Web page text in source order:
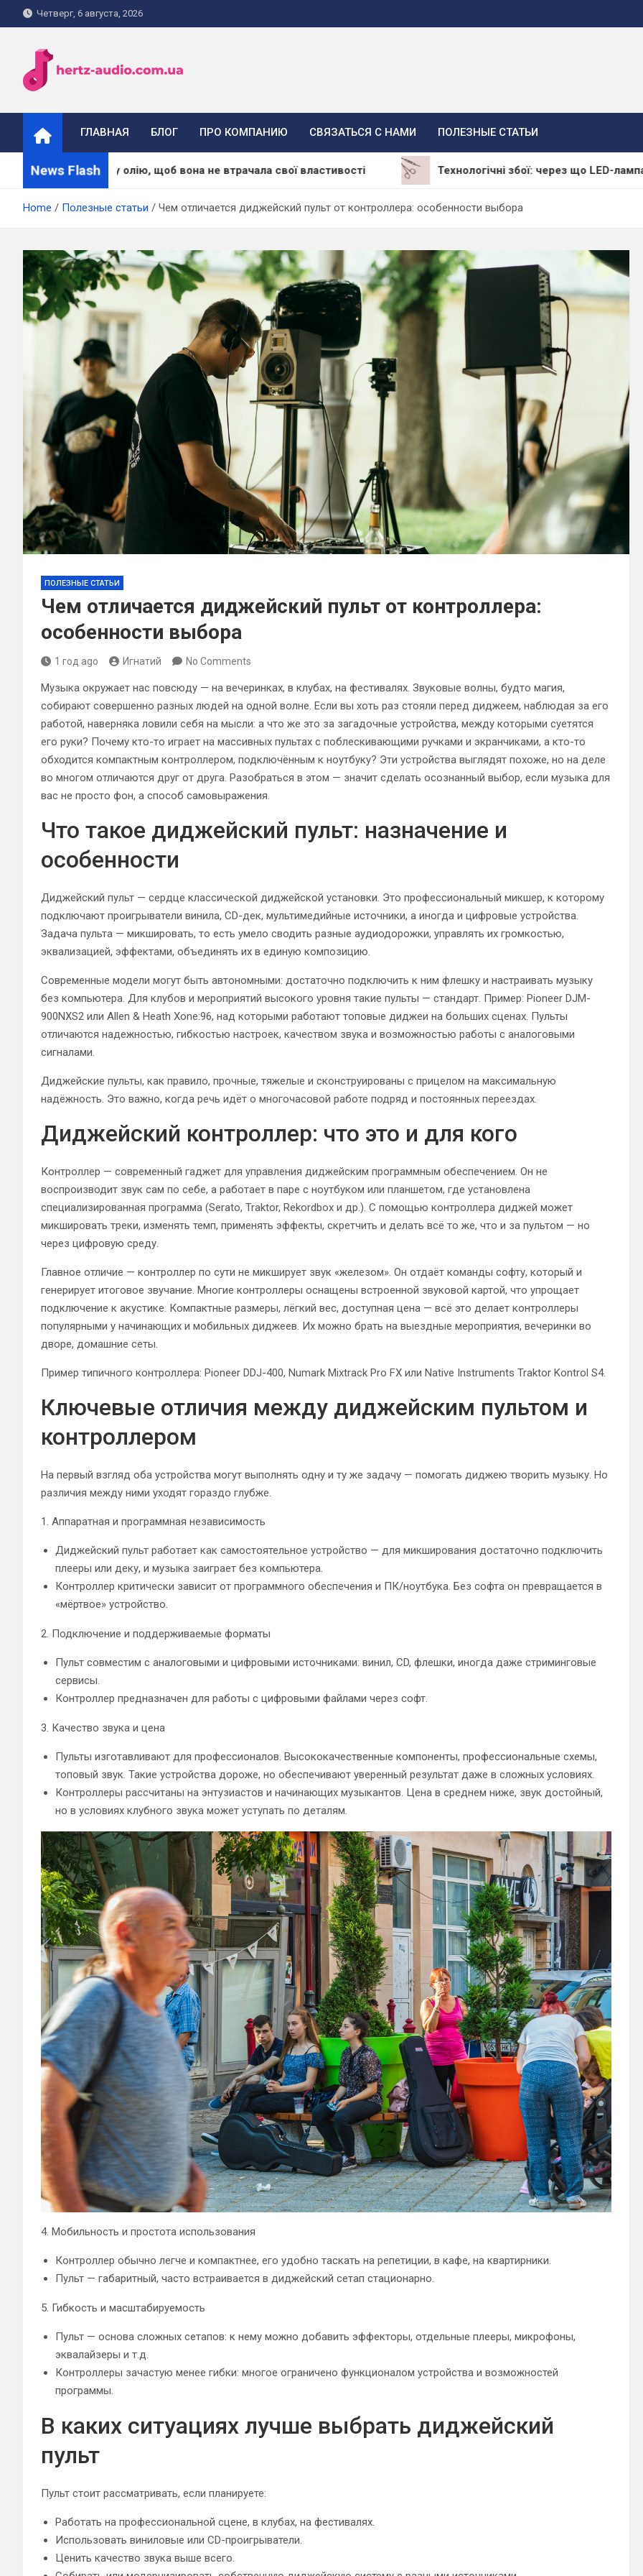
to
Четверг, 6 августа, 2026
hertz-audio.com.ua
ГЛАВНАЯ БЛОГ ПРО КОМПАНИЮ СВЯЗАТЬСЯ С НАМИ ПОЛЕЗНЫЕ СТАТЬИ
News Flash
масажну олію, щоб вона не втрачала свої властивості Технологічні збої: через що LED-лампа залишає
Home Полезные статьи Чем отличается диджейский пульт от контроллера: особенности выбора
ПОЛЕЗНЫЕ СТАТЬИ
Чем отличается диджейский пульт от контроллера:
особенности выбора
1 год ago Игнатий No Comments
Музыка окружает нас повсюду — на вечеринках, в клубах, на фестивалях. Звуковые волны, будто магия,
собирают совершенно разных людей на одной волне. Если вы хоть раз стояли перед диджеем, наблюдая за его
работой, наверняка ловили себя на мысли: а что же это за загадочные устройства, между которыми суетятся
его руки? Почему кто-то играет на массивных пультах с поблескивающими ручками и экранчиками, а кто-то
обходится компактным контроллером, подключённым к ноутбуку? Эти устройства выглядят похоже, но на деле
во многом отличаются друг от друга. Разобраться в этом — значит сделать осознанный выбор, если музыка для
вас не просто фон, а способ самовыражения.
Что такое диджейский пульт: назначение и
особенности
Диджейский пульт — сердце классической диджейской установки. Это профессиональный микшер, к которому
подключают проигрыватели винила, CD-дек, мультимедийные источники, а иногда и цифровые устройства.
Задача пульта — микшировать, то есть умело сводить разные аудиодорожки, управлять их громкостью,
эквализацией, эффектами, объединять их в единую композицию.
Современные модели могут быть автономными: достаточно подключить к ним флешку и настраивать музыку
без компьютера. Для клубов и мероприятий высокого уровня такие пульты — стандарт. Пример: Pioneer DJM-
900NXS2 или Allen & Heath Xone:96, над которыми работают топовые диджеи на больших сценах. Пульты
отличаются надежностью, гибкостью настроек, качеством звука и возможностью работы с аналоговыми
сигналами.
Диджейские пульты, как правило, прочные, тяжелые и сконструированы с прицелом на максимальную
надёжность. Это важно, когда речь идёт о многочасовой работе подряд и постоянных переездах.
Диджейский контроллер: что это и для кого
Контроллер — современный гаджет для управления диджейским программным обеспечением. Он не
воспроизводит звук сам по себе, а работает в паре с ноутбуком или планшетом, где установлена
специализированная программа (Serato, Traktor, Rekordbox и др.). С помощью контроллера диджей может
микшировать треки, изменять темп, применять эффекты, скретчить и делать всё то же, что и за пультом — но
через цифровую среду.
Главное отличие — контроллер по сути не микширует звук «железом». Он отдаёт команды софту, который и
генерирует итоговое звучание. Многие контроллеры оснащены встроенной звуковой картой, что упрощает
подключение к акустике. Компактные размеры, лёгкий вес, доступная цена — всё это делает контроллеры
популярными у начинающих и мобильных диджеев. Их можно брать на выездные мероприятия, вечеринки во
дворе, домашние сеты.
Пример типичного контроллера: Pioneer DDJ-400, Numark Mixtrack Pro FX или Native Instruments Traktor Kontrol S4.
Ключевые отличия между диджейским пультом и
контроллером
На первый взгляд оба устройства могут выполнять одну и ту же задачу — помогать диджею творить музыку. Но
различия между ними уходят гораздо глубже.
1. Аппаратная и программная независимость
Диджейский пульт работает как самостоятельное устройство — для микширования достаточно подключить
плееры или деку, и музыка заиграет без компьютера.
Контроллер критически зависит от программного обеспечения и ПК/ноутбука. Без софта он превращается в
«мёртвое» устройство.
2. Подключение и поддерживаемые форматы
Пульт совместим с аналоговыми и цифровыми источниками: винил, CD, флешки, иногда даже стриминговые
сервисы.
Контроллер предназначен для работы с цифровыми файлами через софт.
3. Качество звука и цена
Пульты изготавливают для профессионалов. Высококачественные компоненты, профессиональные схемы,
топовый звук. Такие устройства дороже, но обеспечивают уверенный результат даже в сложных условиях.
Контроллеры рассчитаны на энтузиастов и начинающих музыкантов. Цена в среднем ниже, звук достойный,
но в условиях клубного звука может уступать по деталям.
4. Мобильность и простота использования
Контроллер обычно легче и компактнее, его удобно таскать на репетиции, в кафе, на квартирники.
Пульт — габаритный, часто встраивается в диджейский сетап стационарно.
5. Гибкость и масштабируемость
Пульт — основа сложных сетапов: к нему можно добавить эффекторы, отдельные плееры, микрофоны,
эквалайзеры и т.д.
Контроллеры зачастую менее гибки: многое ограничено функционалом устройства и возможностей
программы.
В каких ситуациях лучше выбрать диджейский
пульт
Пульт стоит рассматривать, если планируете:
Работать на профессиональной сцене, в клубах, на фестивалях.
Использовать виниловые или CD-проигрыватели.
Ценить качество звука выше всего.